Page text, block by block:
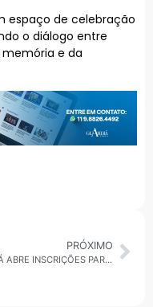
espaço de celebração
o diálogo entre
e da
PRÓXIMO
ARUJÁ ABRE INSCRIÇÕES PARA MAIS DE 30 OFICINAS CULTURAIS DO PROGRAMA”ARUJÁ TEM CULTURA”